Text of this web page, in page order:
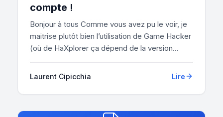
compte !
Bonjour à tous Comme vous avez pu le voir, je
maitrise plutôt bien l’utilisation de Game Hacker
(où de HaXplorer ça dépend de la version...
Laurent Cipicchia Lire